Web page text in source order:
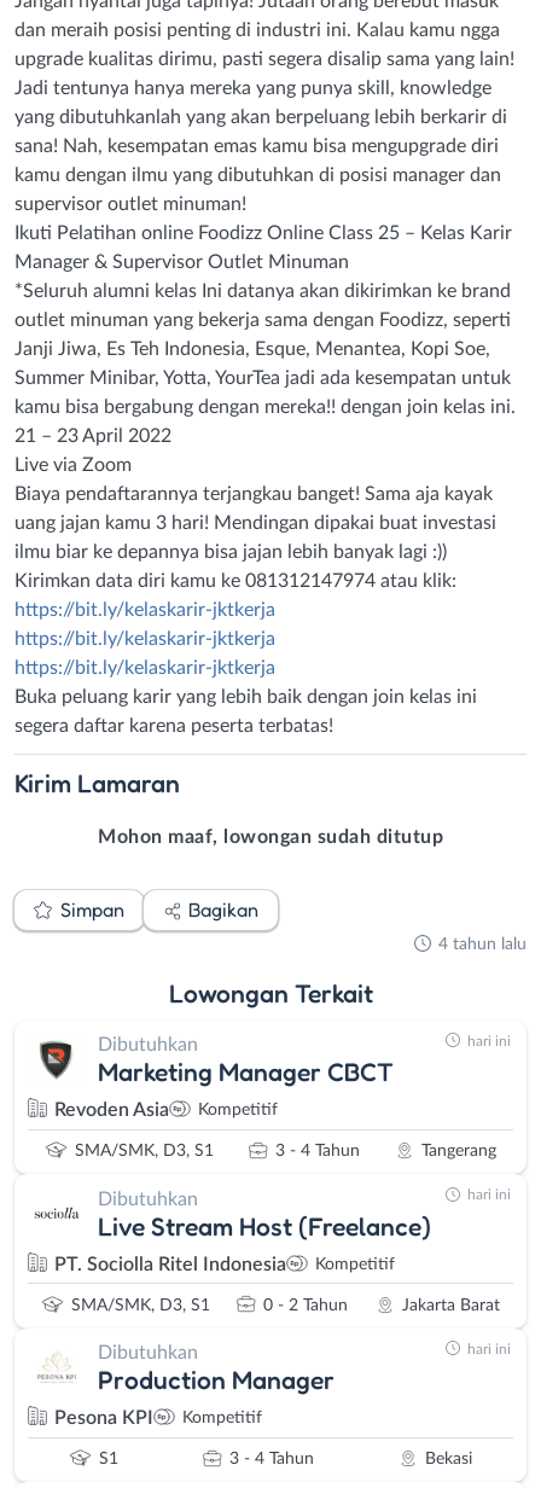
dan meraih posisi penting di industri ini. Kalau kamu ngga
upgrade kualitas dirimu, pasti segera disalip sama yang lain!
Jadi tentunya hanya mereka yang punya skill, knowledge
yang dibutuhkanlah yang akan berpeluang lebih berkarir di
sana! Nah, kesempatan emas kamu bisa mengupgrade diri
kamu dengan ilmu yang dibutuhkan di posisi manager dan
supervisor outlet minuman!
Ikuti Pelatihan online Foodizz Online Class 25 – Kelas Karir
Manager & Supervisor Outlet Minuman
*Seluruh alumni kelas Ini datanya akan dikirimkan ke brand
outlet minuman yang bekerja sama dengan Foodizz, seperti
Janji Jiwa, Es Teh Indonesia, Esque, Menantea, Kopi Soe,
Summer Minibar, Yotta, YourTea jadi ada kesempatan untuk
kamu bisa bergabung dengan mereka!! dengan join kelas ini.
21 – 23 April 2022
Live via Zoom
Biaya pendaftarannya terjangkau banget! Sama aja kayak
uang jajan kamu 3 hari! Mendingan dipakai buat investasi
ilmu biar ke depannya bisa jajan lebih banyak lagi :))
Kirimkan data diri kamu ke 081312147974 atau klik:
https://bit.ly/kelaskarir-jktkerja
https://bit.ly/kelaskarir-jktkerja
https://bit.ly/kelaskarir-jktkerja
Buka peluang karir yang lebih baik dengan join kelas ini
segera daftar karena peserta terbatas!
Kirim Lamaran
Mohon maaf, lowongan sudah ditutup
Simpan Bagikan
4 tahun lalu
Lowongan Terkait
Dibutuhkan
Marketing Manager CBCT
Revoden Asia Kompetitif
SMA/SMK, D3, S1 3 - 4 Tahun Tangerang
hari ini
Dibutuhkan
Live Stream Host (Freelance)
PT. Sociolla Ritel Indonesia Kompetitif
SMA/SMK, D3, S1 0 - 2 Tahun Jakarta Barat
hari ini
Dibutuhkan
Production Manager
Pesona KPI Kompetitif
S1 3 - 4 Tahun Bekasi
hari ini